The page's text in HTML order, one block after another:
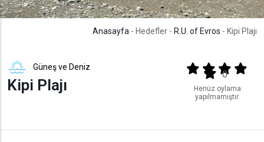
Anasayfa - Hedefler - R.U. of Evros - Kipi Plajı
Güneş ve Deniz
Kipi Plajı
Output format
(star)(star)(star)
(star)
0
Henüz oylama
yapılmamıştır.